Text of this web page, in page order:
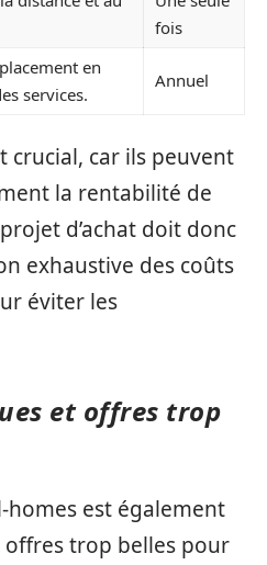
fois
en
services.
Annuel
crucial, car ils peuvent
la rentabilité de
d’achat doit donc
exhaustive des coûts
éviter les
et offres trop
homes est également
offres trop belles pour